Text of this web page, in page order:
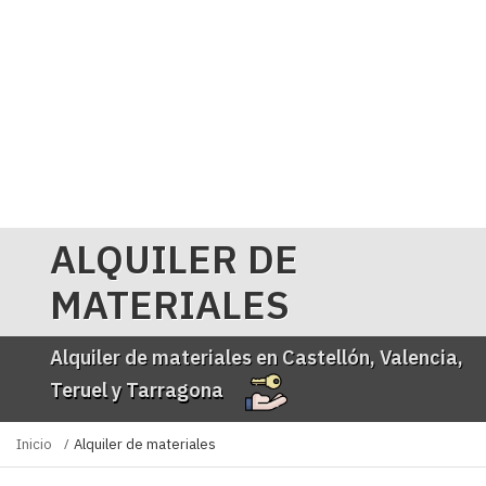
ALQUILER DE
MATERIALES
Alquiler de materiales en Castellón, Valencia,
Teruel y Tarragona
Inicio Alquiler de materiales